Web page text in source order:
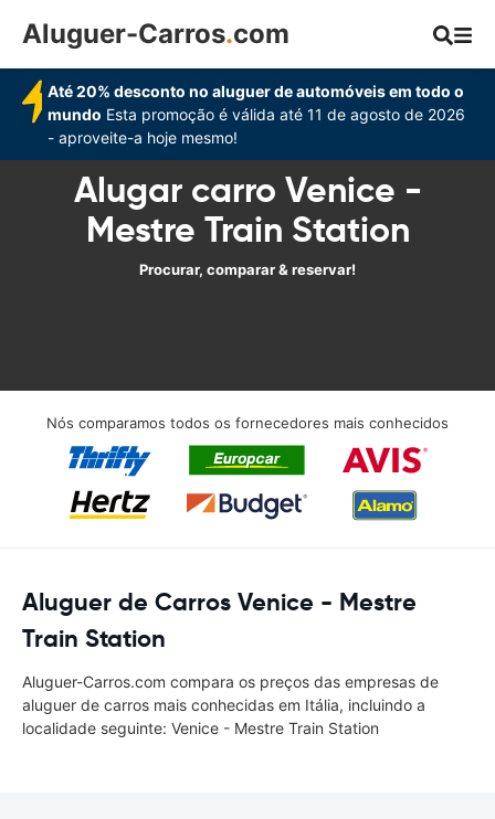
Aluguer-Carros.com
Até 20% desconto no aluguer de automóveis em todo o
mundo Esta promoção é válida até 11 de agosto de 2026
- aproveite-a hoje mesmo!
Alugar carro Venice -
Mestre Train Station
Procurar, comparar & reservar!
Nós comparamos todos os fornecedores mais conhecidos
Aluguer de Carros Venice - Mestre
Train Station
Aluguer-Carros.com compara os preços das empresas de
aluguer de carros mais conhecidas em Itália, incluindo a
localidade seguinte: Venice - Mestre Train Station